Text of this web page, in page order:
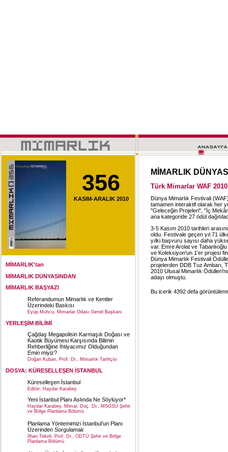
356
KASIM-ARALIK 2010
MİMARLIK'tan
MİMARLIK DÜNYASINDAN
MİMARLIK BAŞYAZI
Referandumun Mimarlık ve Kentler
Üzerindeki Baskısı
Eyüp Muhcu, Mimarlar Odası Genel Başkanı
YERLEŞİM BİLİMİ
Çağdaş Megapolisin Karmaşık Doğası ve
Kaotik Büyümesi Karşısında Bilimin
Rehberliğine İhtiyacımız Olduğundan
Emin miyiz?
Doğan Kuban, Prof. Dr., Mimarlık Tarihçisi
DOSYA: KÜRESELLEŞEN İSTANBUL
Küreselleşen İstanbul
Editör: Haydar Karabey
Yeni İstanbul Planı Aslında Ne Söylüyor*
Haydar Karabey, Mimar, Doç. Dr., MSGSÜ Şehir
ve Bölge Planlama Bölümü
Planlama Yöntemimizi İstanbul’un Planı
Üzerinden Sorgulamak
İlhan Tekeli, Prof. Dr., ODTÜ Şehir ve Bölge
Planlama Bölümü
MİMARLIK
Türk Mimarlar WAF
Dünya Mimarlık Festivali
tamamen interaktif olarak her
"Geleceğin Projeleri", "İç
ana kategoride 27 ödül
3-5 Kasım 2010 tarihleri
oldu. Festivale geçen yıl 71
yılki başvuru sayısı daha
var. Emre Arolat ve
ve Koleksiyon'un 1’er projesi
Dünya Mimarlık Festivali
projelerden DDB Tuz Ambarı,
2010 Ulusal Mimarlık
adayı olmuştu.
Bu icerik 4392 defa